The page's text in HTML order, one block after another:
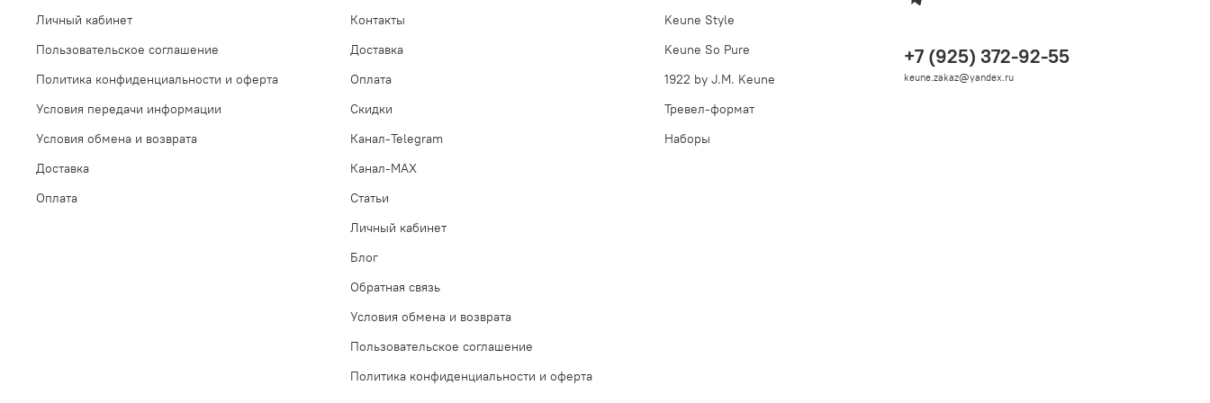
Личный кабинет
Пользовательское соглашение
Политика конфиденциальности и оферта
Условия передачи информации
Условия обмена и возврата
Доставка
Оплата
Контакты
Доставка
Оплата
Скидки
Канал-Telegram
Канал-МAX
Статьи
Личный кабинет
Блог
Обратная связь
Условия обмена и возврата
Пользовательское соглашение
Политика конфиденциальности и оферта
Keune Style
Keune So Pure
1922 by J.M. Keune
Тревел-формат
Наборы
+7 (925) 372-92-55
keune.zakaz@yandex.ru